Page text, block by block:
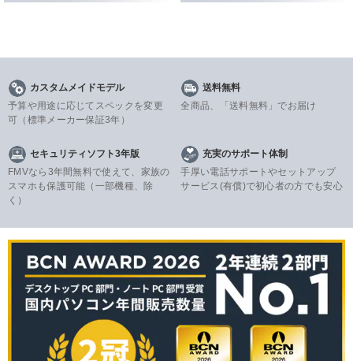
カスタムメイドモデル
予算や用途に応じてスペックを変更
可 （標準メーカー保証3年）
送料無料
全商品、「送料無料」でお届け
セキュリティソフト3年版
FMVなら3年間無料で使えて、家族の
スマホも保護可能（一部機種、除
く）
充実のサポート体制
手厚い電話サポートやセットアップ
サービス(有償)で初心者の方でも安心